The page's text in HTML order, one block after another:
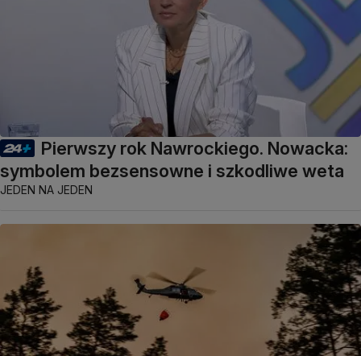
Pierwszy rok Nawrockiego. Nowacka:
symbolem bezsensowne i szkodliwe weta
JEDEN NA JEDEN